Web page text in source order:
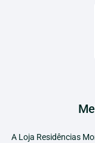
A Loja Residências